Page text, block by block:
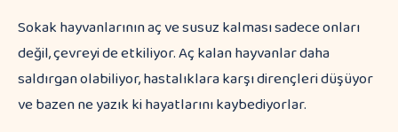
Sokak hayvanlarının aç ve susuz kalması sadece onları
değil, çevreyi de etkiliyor. Aç kalan hayvanlar daha
saldırgan olabiliyor, hastalıklara karşı dirençleri düşüyor
ve bazen ne yazık ki hayatlarını kaybediyorlar.